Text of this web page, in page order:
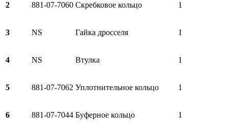
2 881-07-7060 Скребковое кольцо 1
3 NS Гайка дросселя 1
4 NS Втулка 1
5 881-07-7062 Уплотнительное кольцо 1
6 881-07-7044 Буферное кольцо 1